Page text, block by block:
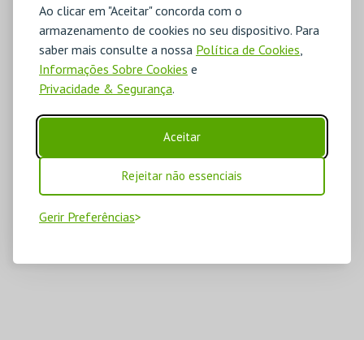
Ao clicar em "Aceitar" concorda com o
armazenamento de cookies no seu dispositivo. Para
saber mais consulte a nossa Política de Cookies,
Informações Sobre Cookies e
Privacidade & Segurança.
Aceitar
Rejeitar não essenciais
Gerir Preferências